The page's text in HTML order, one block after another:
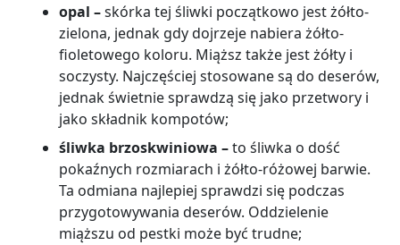
opal –skórka tej śliwki początkowo jest żółto-
zielona, jednak gdy dojrzeje nabiera żółto-
fioletowego koloru. Miąższ także jest żółty i
soczysty. Najczęściej stosowane są do deserów,
jednak świetnie sprawdzą się jako przetwory i
jako składnik kompotów;
śliwka brzoskwiniowa –to śliwka o dość
pokaźnych rozmiarach i żółto-różowej barwie.
Ta odmiana najlepiej sprawdzi się podczas
przygotowywania deserów. Oddzielenie
miąższu od pestki może być trudne;